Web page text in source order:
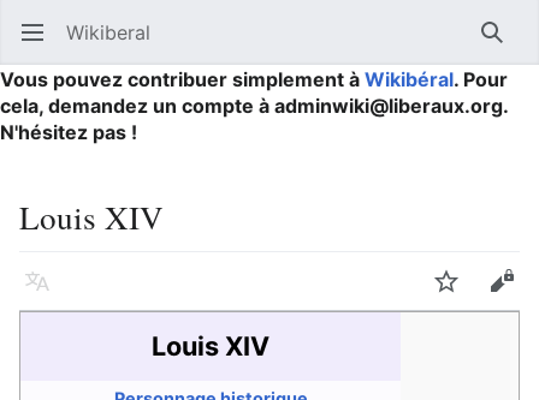
Ouvrir le menu principal Wikiberal
Vous pouvez contribuer simplement à Wikibéral. Pour
cela, demandez un compte à adminwiki@liberaux.org.
N'hésitez pas !
Louis XIV
Langue Suivre
Louis XIV